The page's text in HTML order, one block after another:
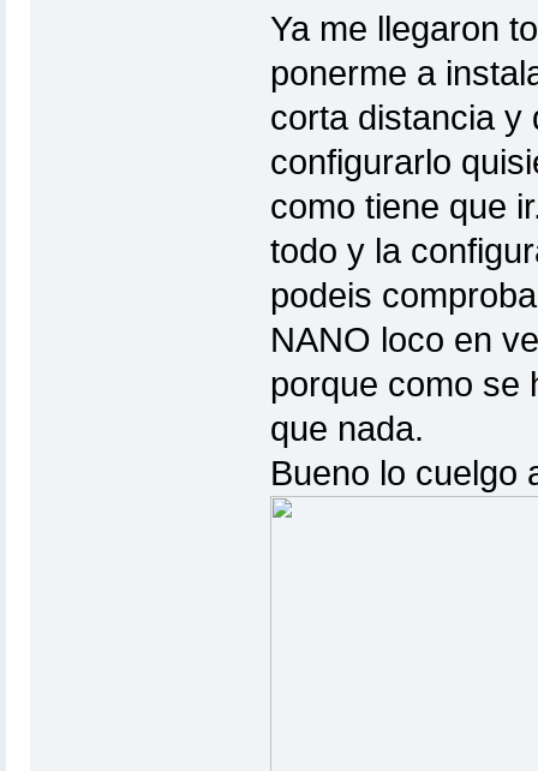
Ya me llegaron
ponerme a
corta distancia y
configurarlo
como tiene que
todo y la
podeis
NANO loco en
porque como se
que nada.
Bueno lo cuelgo